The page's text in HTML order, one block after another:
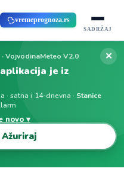
vremeprognoza.rs
SADRŽAJ
VojvodinaMeteo V2.0
je iz
· satna i 14-dnevna · Stanice
novo ▾
✕